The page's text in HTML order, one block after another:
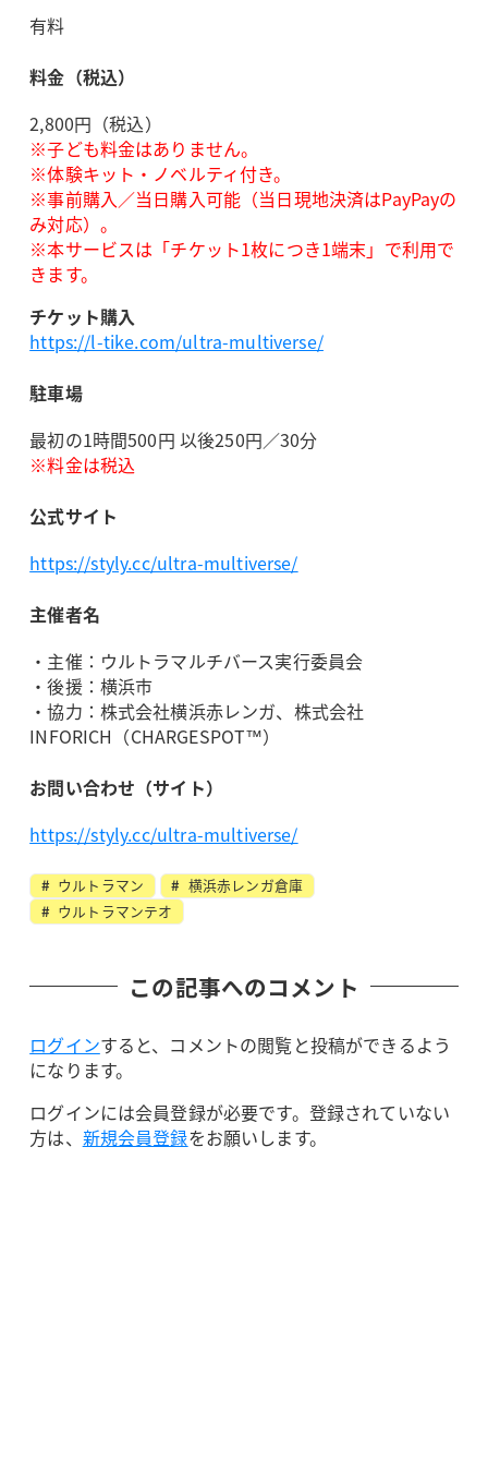
有料
料金（税込）
2,800円（税込）
※子ども料金はありません。
※体験キット・ノベルティ付き。
※事前購入／当日購入可能（当日現地決済はPayPayの
み対応）。
※本サービスは「チケット1枚につき1端末」で利用で
きます。
チケット購入
https://l-tike.com/ultra-multiverse/
駐車場
最初の1時間500円 以後250円／30分
※料金は税込
公式サイト
https://styly.cc/ultra-multiverse/
主催者名
・主催：ウルトラマルチバース実行委員会
・後援：横浜市
・協力：株式会社横浜赤レンガ、株式会社
INFORICH（CHARGESPOT™）
お問い合わせ（サイト）
https://styly.cc/ultra-multiverse/
ウルトラマン
横浜赤レンガ倉庫
ウルトラマンテオ
この記事へのコメント
ログインすると、コメントの閲覧と投稿ができるよう
になります。
ログインには会員登録が必要です。登録されていない
方は、 新規会員登録をお願いします。